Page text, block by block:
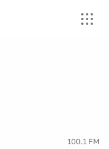
100.1 FM